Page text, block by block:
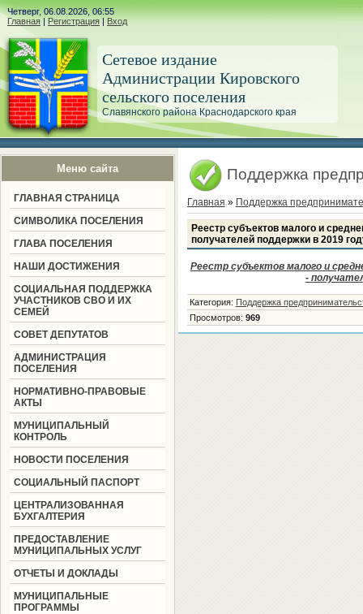
Четверг, 06.08.2026, 06:55
Главная | Регистрация | Вход
Сетевое издание
Администрации Кировского
сельского поселения
Славянского района Краснодарского края
Меню сайта
ГЛАВНАЯ СТРАНИЦА
СИМВОЛИКА ПОСЕЛЕНИЯ
ГЛАВА ПОСЕЛЕНИЯ
НАШИ ДОСТИЖЕНИЯ
СОЦИАЛЬНАЯ ПОДДЕРЖКА
УЧАСТНИКОВ СВО И ИХ
СЕМЕЙ
СОВЕТ ДЕПУТАТОВ
АДМИНИСТРАЦИЯ
ПОСЕЛЕНИЯ
НОРМАТИВНО-ПРАВОВЫЕ
АКТЫ
МУНИЦИПАЛЬНЫЙ
КОНТРОЛЬ
НОВОСТИ ПОСЕЛЕНИЯ
СОЦИАЛЬНЫЙ ПАСПОРТ
ЦЕНТРАЛИЗОВАННАЯ
БУХГАЛТЕРИЯ
ПРЕДОСТАВЛЕНИЕ
МУНИЦИПАЛЬНЫХ УСЛУГ
ОТЧЕТЫ И ДОКЛАДЫ
МУНИЦИПАЛЬНЫЕ
ПРОГРАММЫ
Поддержка
Главная » Поддержка
Реестр субъектов малого и
получателей поддержки в 2019
Реестр субъектов малого и
-
Категория: Поддержка
Просмотров: 969